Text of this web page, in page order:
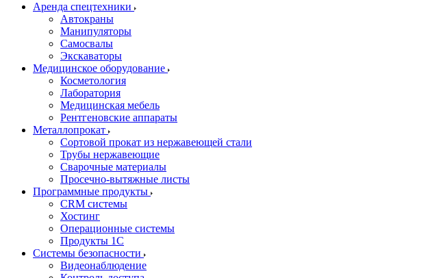
Аренда спецтехники
Автокраны
Манипуляторы
Самосвалы
Экскаваторы
Медицинское оборудование
Косметология
Лаборатория
Медицинская мебель
Рентгеновские аппараты
Металлопрокат
Сортовой прокат из нержавеющей стали
Трубы нержавеющие
Сварочные материалы
Просечно-вытяжные листы
Программные продукты
CRM системы
Хостинг
Операционные системы
Продукты 1С
Системы безопасности
Видеонаблюдение